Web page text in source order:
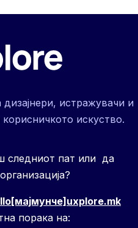
истражувачи и
искуство.
следниот пат или да
порака на: